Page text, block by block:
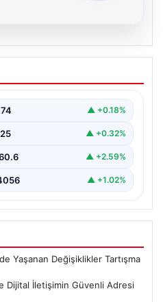
İle Dijital
Ve Chat
seviyeli bir biçimde iletişim
▲ +0.18%
▲ +0.32%
▲ +2.59%
▲ +1.02%
Yaşanan Değişiklikler Tartışma
Dijital İletişimin Güvenli Adresi